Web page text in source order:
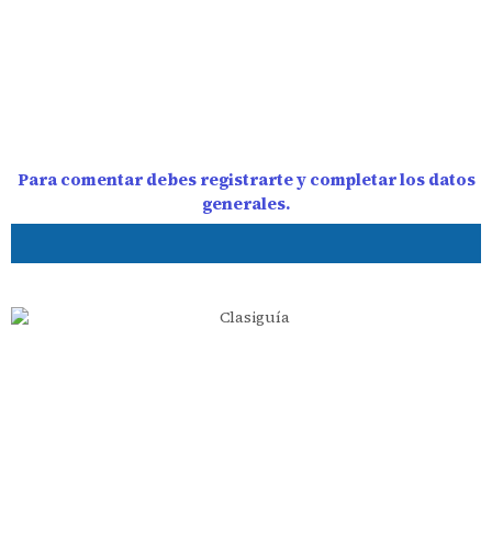
Para comentar debes registrarte y completar los datos
generales.